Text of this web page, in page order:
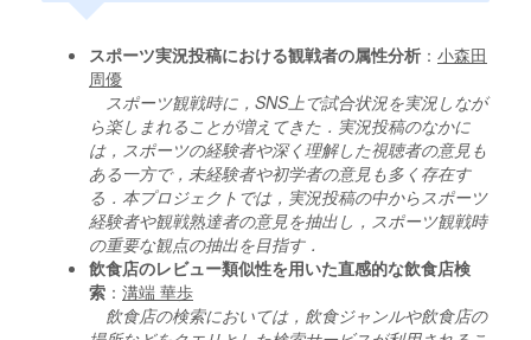
スポーツ実況投稿における観戦者の属性分析 ： 小森田
周優
スポーツ観戦時に，SNS上で試合状況を実況しなが
ら楽しまれることが増えてきた．実況投稿のなかに
は，スポーツの経験者や深く理解した視聴者の意見も
ある一方で，未経験者や初学者の意見も多く存在す
る．本プロジェクトでは，実況投稿の中からスポーツ
経験者や観戦熟達者の意見を抽出し，スポーツ観戦時
の重要な観点の抽出を目指す．
飲食店のレビュー類似性を用いた直感的な飲食店検
索 ： 溝端 華歩
飲食店の検索においては，飲食ジャンルや飲食店の